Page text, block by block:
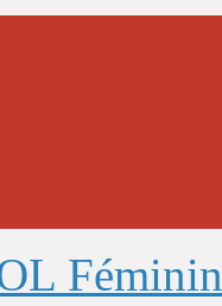
Féminin